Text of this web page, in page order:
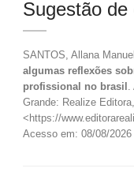
Sugestão de
SANTOS, Allana
algumas reflexões
profissional no brasil .
Grande: Realize
<https://
Acesso em: 08/08/2026